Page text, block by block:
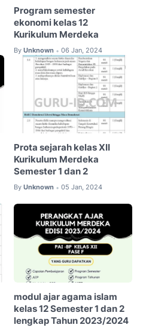
Program semester
ekonomi kelas 12
Kurikulum Merdeka
By Unknown • 06 Jan, 2024
Prota sejarah kelas XII
Kurikulum Merdeka
Semester 1 dan 2
By Unknown • 05 Jan, 2024
modul ajar agama islam
kelas 12 Semester 1 dan 2
lengkap Tahun 2023/2024